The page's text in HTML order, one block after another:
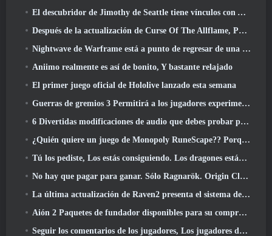
El descubridor de Jimothy de Seattle tiene vínculos con ArenaNet, Por supuesto que lo agregarán a Guild Wars 2
Después de la actualización de Curse Of The Allflame, Path Of Exile anuncia varios cambios según los comentarios
Nightwave de Warframe está a punto de regresar de una manera impactante
Aniimo realmente es así de bonito, Y bastante relajado
El primer juego oficial de Hololive lanzado esta semana
Guerras de gremios 3 Permitirá a los jugadores experimentar el mundo de Tyria antes de que los dragones ancianos despertaran
6 Divertidas modificaciones de audio que debes probar para Marvel Rivals
¿Quién quiere un juego de Monopoly RuneScape?? Porque uno está en camino
Tú los pediste, Los estás consiguiendo. Los dragones están llegando a Albion Online
No hay que pagar para ganar. Sólo Ragnarök. Origin Classic se lanza en julio 23
La última actualización de Raven2 presenta el sistema de despertar de habilidades, Brindar a los jugadores más formas de mejorar sus habilidades
Aión 2 Paquetes de fundador disponibles para su compra, Completo con cinco días de acceso anticipado
Seguir los comentarios de los jugadores, Los jugadores de League Of Legends Classic no tendrán que pagar por máscaras clásicas